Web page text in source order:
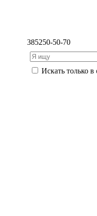
385250-50-70
Искать только